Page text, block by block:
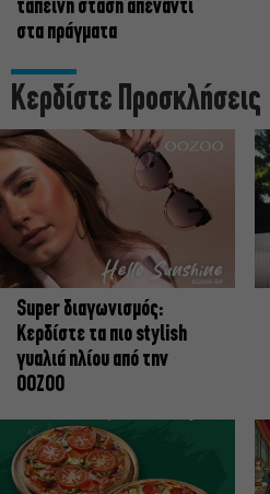
ταπεινή στάση απέναντι
στα πράγματα
Κερδίστε Προσκλήσεις
Super διαγωνισμός:
Κερδίστε τα πιο stylish
γυαλιά ηλίου από την
OOZOO